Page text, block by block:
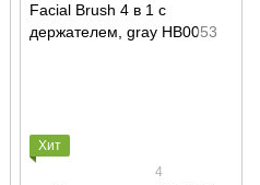
Хит
4